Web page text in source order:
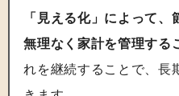
「見える化」によって、
無理なく家計を管理する
れを継続することで、長